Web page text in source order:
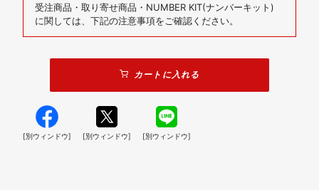
受注商品・取り寄せ商品・NUMBER KIT(ナンバーキット)
に関しては、下記の注意事項をご確認ください。
カートに入れる
[別ウィンドウ] [別ウィンドウ] [別ウィンドウ]